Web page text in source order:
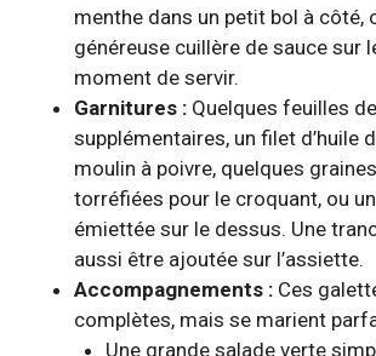
menthe dans un petit bol à côté,
généreuse cuillère de sauce sur
moment de servir.
Garnitures : Quelques feuilles
supplémentaires, un filet d’huile
moulin à poivre, quelques
torréfiées pour le croquant, ou
émiettée sur le dessus. Une
aussi être ajoutée sur l’assiette.
Accompagnements : Ces
complètes, mais se marient
Une grande salade verte